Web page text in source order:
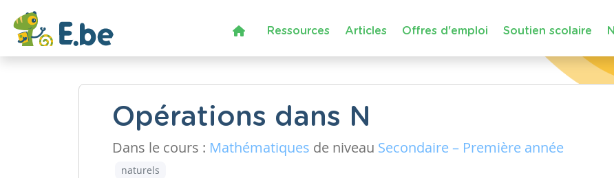
Ressources Articles Offres d'emploi Soutien scolaire
Opérations dans N
Dans le cours : Mathématiques de niveau Secondaire – Première année
naturels